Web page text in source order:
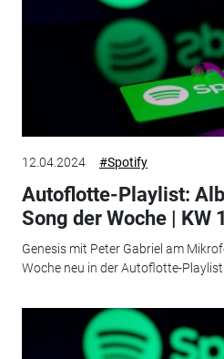
12.04.2024 #Spotify
Autoflotte-Playlist:
Song der Woche | KW
Genesis mit Peter Gabriel am
Woche neu in der Autoflotte-